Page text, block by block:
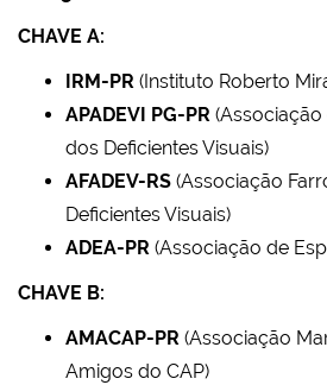
CHAVE A:
RM-PR (Instituto Roberto
APADEVI PG-PR
dos Deficientes Visuais)
AFADEV-RS (Associação
Deficientes Visuais)
ADEA-PR (Associação de
CHAVE B:
AMACAP-PR (Associação
Amigos do CAP)